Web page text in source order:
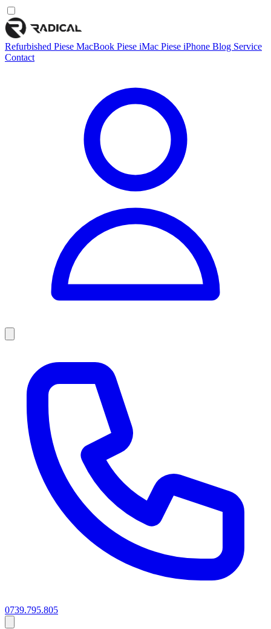
Refurbished Piese MacBook Piese iMac Piese iPhone Blog Service
Contact
0739.795.805